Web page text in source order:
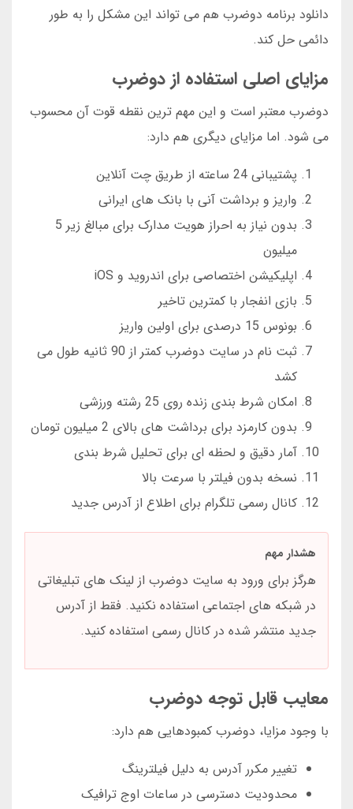
دانلود برنامه دوضرب هم می تواند این مشکل را به طور
دائمی حل کند.
مزایای اصلی استفاده از دوضرب
دوضرب معتبر است و این مهم ترین نقطه قوت آن محسوب
می شود. اما مزایای دیگری هم دارد:
پشتیبانی 24 ساعته از طریق چت آنلاین
واریز و برداشت آنی با بانک های ایرانی
بدون نیاز به احراز هویت مدارک برای مبالغ زیر 5
میلیون
اپلیکیشن اختصاصی برای اندروید و iOS
بازی انفجار با کمترین تاخیر
بونوس 15 درصدی برای اولین واریز
ثبت نام در سایت دوضرب کمتر از 90 ثانیه طول می
کشد
امکان شرط بندی زنده روی 25 رشته ورزشی
بدون کارمزد برای برداشت های بالای 2 میلیون تومان
آمار دقیق و لحظه ای برای تحلیل شرط بندی
نسخه بدون فیلتر با سرعت بالا
کانال رسمی تلگرام برای اطلاع از آدرس جدید
هشدار مهم
هرگز برای ورود به سایت دوضرب از لینک های تبلیغاتی
در شبکه های اجتماعی استفاده نکنید. فقط از آدرس
جدید منتشر شده در کانال رسمی استفاده کنید.
معایب قابل توجه دوضرب
با وجود مزایا، دوضرب کمبودهایی هم دارد:
تغییر مکرر آدرس به دلیل فیلترینگ
محدودیت دسترسی در ساعات اوج ترافیک